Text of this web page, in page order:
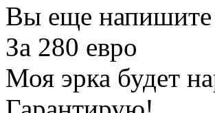
Вы еще напишите
За 280 евро
Моя эрка будет